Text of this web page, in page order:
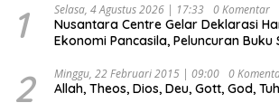
1 Selasa, 4 Agustus 2026 | 17:33 0 Komentar
Nusantara Centre Gelar Deklarasi
Ekonomi Pancasila, Peluncuran Buku
Ekonomi Politik Indonesia) &
“Urgensi Undang-Undang
2 Minggu, 22 Februari 2015 | 09:00 0
Allah, Theos, Dios, Deu, Gott, God,